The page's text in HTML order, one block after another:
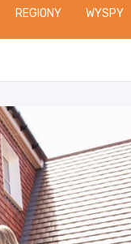
REGIONY WYSPY